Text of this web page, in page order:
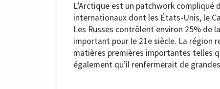
L’Arctique est un patchwork
internationaux dont les États-Unis, le
Les Russes contrôlent environ 25% de
important pour le 21e siècle. La région
matières premières importantes telles
également qu’il renfermerait de